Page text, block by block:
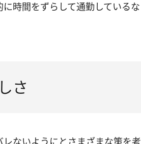
時間をずらして通勤しているな
さ
ないようにとさまざまな策を考